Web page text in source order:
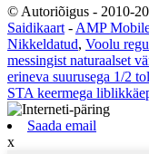
© Autoriõigus - 2010-
Saidikaart - AMP
Nikkeldatud, Voolu
messingist naturaalset
erineva suurusega 1/2
STA keermega
Saada email
x